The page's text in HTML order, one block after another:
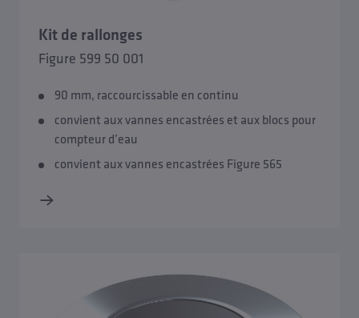
Kit de rallonges
Figure 599 50 001
90 mm, raccourcissable en continu
convient aux vannes encastrées et aux blocs pour
compteur d’eau
convient aux vannes encastrées Figure 565